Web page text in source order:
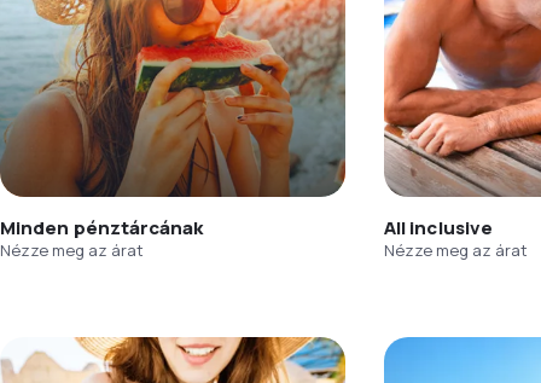
Minden pénztárcának
Nézze meg az árat
All inclusive
Nézze meg az árat